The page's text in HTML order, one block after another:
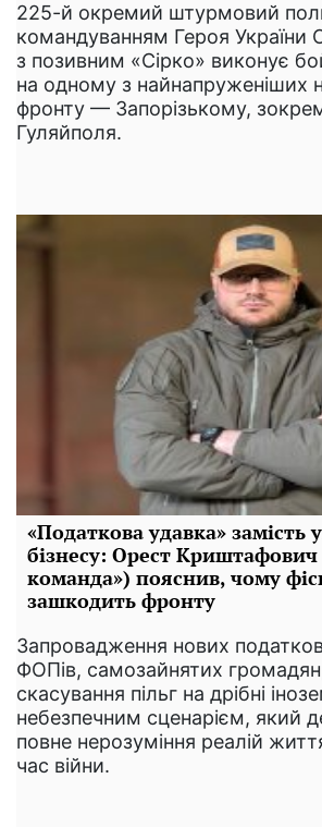
225-й окремий штурмовий
командуванням Героя України
з позивним «Сірко» виконує
на одному з найнапруженіших
фронту — Запорізькому,
Гуляйполя.
«Податкова удавка» замість
бізнесу: Орест Криштафович
команда») пояснив, чому
зашкодить фронту
Запровадження нових
ФОПів, самозайнятих
скасування пільг на дрібні
небезпечним сценарієм, який
повне нерозуміння реалій
час війни.